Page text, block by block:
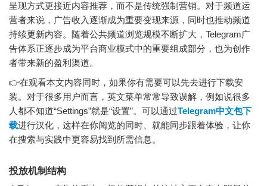
呈现方式更接近内容推荐，而不是传统强制营销。对于频道运
营者来说，广告收入逐渐成为重要变现来源，同时也推动频道
持续更新内容。随着公共频道浏览规模不断扩大，Telegram广
告体系正逐步成为平台商业模式中的重要组成部分，也为创作
者带来新的盈利渠道。
👉在观看本文内容同时，如果你有需要可以先去进行下载安
装。对于很多用户而言，英文菜单常常导致误解，例如说很多
人都不知道“Settings”就是“设置”。可以通过Telegram中文包下
载进行汉化，这样在你阅览的同时、就能同步跟着体验，让你
在搜索与实践中更容易找到所需信息。
投放机制结构